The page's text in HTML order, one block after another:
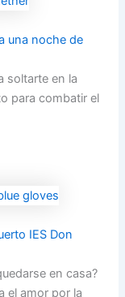
una noche de
soltarte en la
para combatir el
IES Don
en casa?
el amor por la